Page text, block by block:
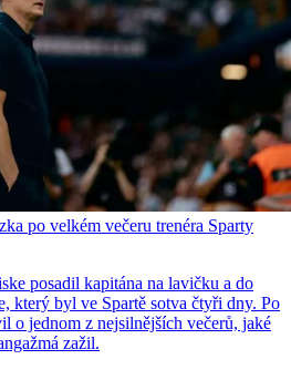
po velkém večeru trenéra Sparty
posadil kapitána na lavičku a do
který byl ve Spartě sotva čtyři dny. Po
o jednom z nejsilnějších večerů, jaké
zažil.